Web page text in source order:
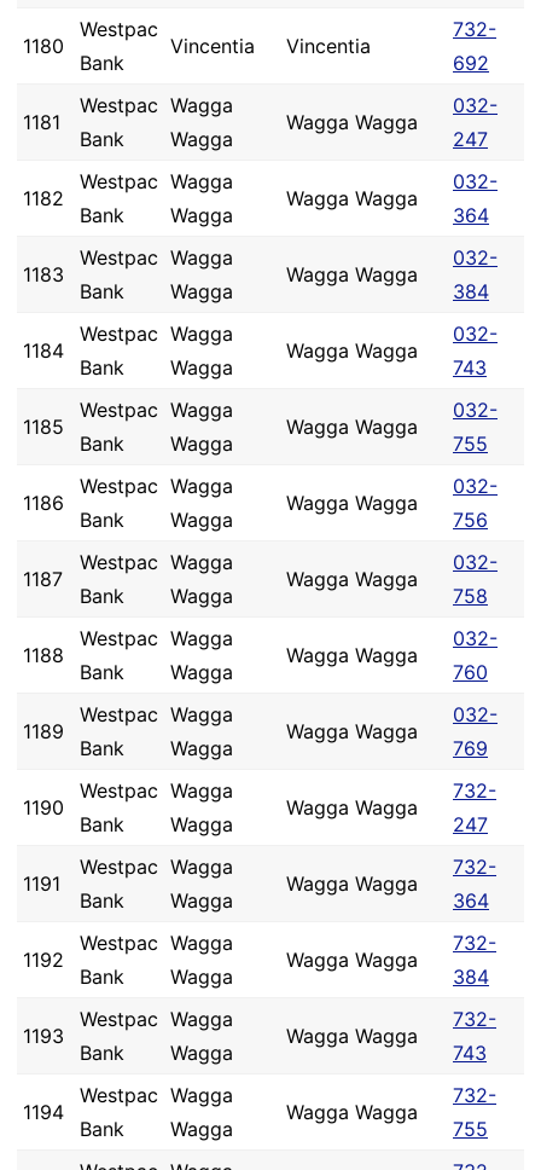
1180
Westpac
Bank
Vincentia Vincentia
732-
692
1181
Westpac
Bank
Wagga
Wagga
Wagga Wagga
032-
247
1182
Westpac
Bank
Wagga
Wagga
Wagga Wagga
032-
364
1183
Westpac
Bank
Wagga
Wagga
Wagga Wagga
032-
384
1184
Westpac
Bank
Wagga
Wagga
Wagga Wagga
032-
743
1185
Westpac
Bank
Wagga
Wagga
Wagga Wagga
032-
755
1186
Westpac
Bank
Wagga
Wagga
Wagga Wagga
032-
756
1187
Westpac
Bank
Wagga
Wagga
Wagga Wagga
032-
758
1188
Westpac
Bank
Wagga
Wagga
Wagga Wagga
032-
760
1189
Westpac
Bank
Wagga
Wagga
Wagga Wagga
032-
769
1190
Westpac
Bank
Wagga
Wagga
Wagga Wagga
732-
247
1191
Westpac
Bank
Wagga
Wagga
Wagga Wagga
732-
364
1192
Westpac
Bank
Wagga
Wagga
Wagga Wagga
732-
384
1193
Westpac
Bank
Wagga
Wagga
Wagga Wagga
732-
743
1194
Westpac
Bank
Wagga
Wagga
Wagga Wagga
732-
755